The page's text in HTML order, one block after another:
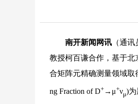
南开新闻网讯 （通
教授柯百谦合作，基于
合矩阵元精确测量领域取
ng Fraction of D+ →μ+νμ)